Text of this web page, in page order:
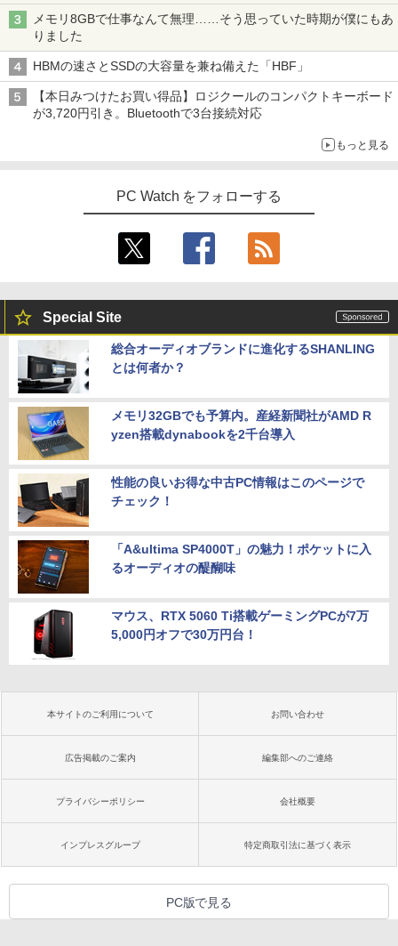
メモリ8GBで仕事なんて無理……そう思っていた時期が僕にもあ
りました
HBMの速さとSSDの大容量を兼ね備えた「HBF」
【本日みつけたお買い得品】ロジクールのコンパクトキーボード
が3,720円引き。Bluetoothで3台接続対応
もっと見る
PC Watch をフォローする
Special Site
総合オーディオブランドに進化するSHANLING
とは何者か？
メモリ32GBでも予算内。産経新聞社がAMD R
yzen搭載dynabookを2千台導入
性能の良いお得な中古PC情報はこのページで
チェック！
「A&ultima SP4000T」の魅力！ポケットに入
るオーディオの醍醐味
マウス、RTX 5060 Ti搭載ゲーミングPCが7万
5,000円オフで30万円台！
本サイトのご利用について お問い合わせ
広告掲載のご案内 編集部へのご連絡
プライバシーポリシー 会社概要
インプレスグループ 特定商取引法に基づく表示
PC版で見る